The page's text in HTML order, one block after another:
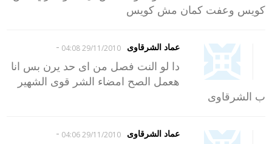
كويس وعفت كمان مش كويس
عماد الشرقاوى 29/11/2010 04:08
-
دا لو النت فصل من اى حد يرن بس انا
هعمل الصح امضاء الشر قوى الشهير
ب الشرقاوى
عماد الشرقاوى 29/11/2010 04:06
-